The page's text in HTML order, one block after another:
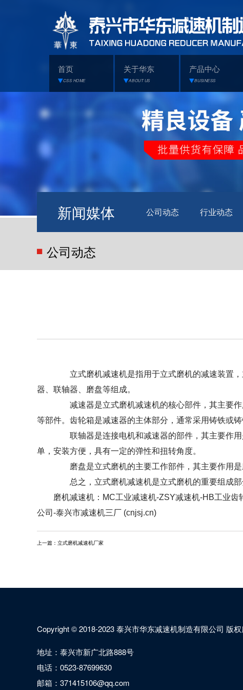
首页
CSS HOME
关于华东
ABOUT US
产品中心
BUSINESS
新闻媒体 公司动态 行业动态
公司动态
立式磨机减速机是指用于立式磨机的减速装置，
器、联轴器、磨盘等组成。
减速器是立式磨机减速机的核心部件，其主要作
等部件。齿轮箱是减速器的主体部分，通常采用铸铁或
联轴器是连接电机和减速器的部件，其主要作用
单，安装方便，具有一定的弹性和扭转角度。
磨盘是立式磨机的主要工作部件，其主要作用是
总之，立式磨机减速机是立式磨机的重要组成部
磨机减速机 ： MC工业减速机-ZSY减速机-HB工业
公司-泰兴市减速机三厂 (cnjsj.cn)
上一篇： 立式磨机减速机厂家
Copyright © 2018-2023 泰兴市华东减速机制造有限公司 版
地址：泰兴市新广北路888号
电话：0523-87699630
邮箱：371415106@qq.com